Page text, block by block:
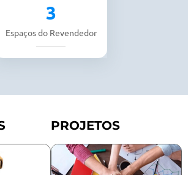
4
Espaços do Revendedor
PROJETOS